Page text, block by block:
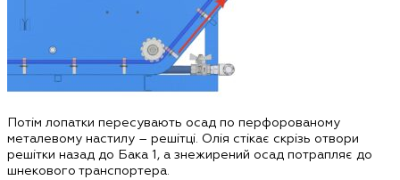
Потім лопатки пересувають осад по перфорованому
металевому настилу – решітці. Олія стікає скрізь отвори
решітки назад до Бака 1, а знежирений осад потрапляє до
шнекового транспортера.